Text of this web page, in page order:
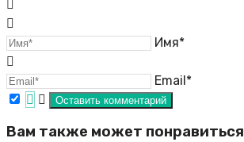
Имя*
Email*
Вам также может понравиться